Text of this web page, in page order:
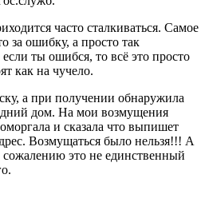
часто сталкиваться. Самое
за ошибку, а просто так
ты ошибся, то всё это просто
как на чучело.
а при получении обнаружила
дом. На мои возмущения
и сказала что выпишет
Возмущаться было нельзя!!! А
это не единственный